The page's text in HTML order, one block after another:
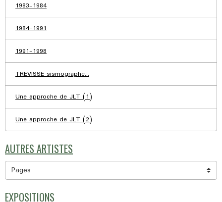
1983-1984
1984-1991
1991-1998
TREVISSE sismographe...
Une approche de JLT (1)
Une approche de JLT (2)
AUTRES ARTISTES
EXPOSITIONS